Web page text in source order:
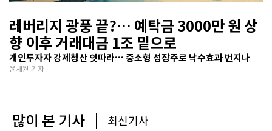
레버리지 광풍 끝?… 예탁금 3000만 원 상
향 이후 거래대금 1조 밑으로
개인투자자 강제청산 잇따라… 중소형 성장주로 낙수효과 번지나
윤채원 기자
많이 본 기사 최신기사